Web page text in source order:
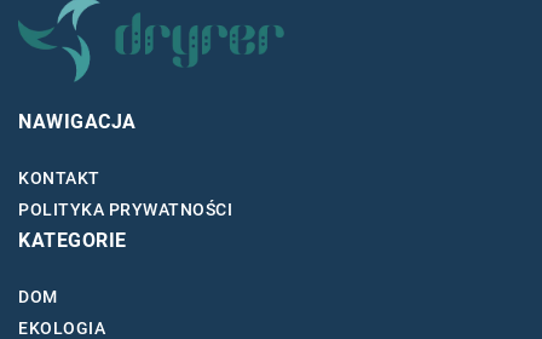
NAWIGACJA
KONTAKT
POLITYKA PRYWATNOŚCI
KATEGORIE
DOM
EKOLOGIA